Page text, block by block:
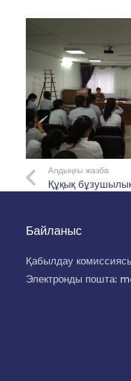
Алдыңғы жазба
Құқық
Байланыс
Қабылдау
Электронды пошта: